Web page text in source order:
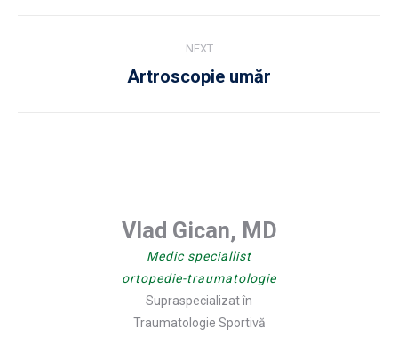
navigation
NEXT
Next
Artroscopie umăr
Vlad Gican, MD
Medic speciallist
ortopedie-traumatologie
Supraspecializat în
Traumatologie Sportivă